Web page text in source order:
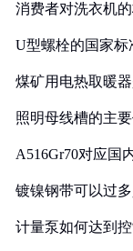
消费者对洗衣机
U型螺栓的国家标
煤矿用电热取暖
照明母线槽的主
A516Gr70对应国
镀镍钢带可以过
计量泵如何达到